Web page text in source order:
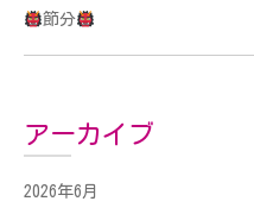
節分
アーカイブ
2026年6月